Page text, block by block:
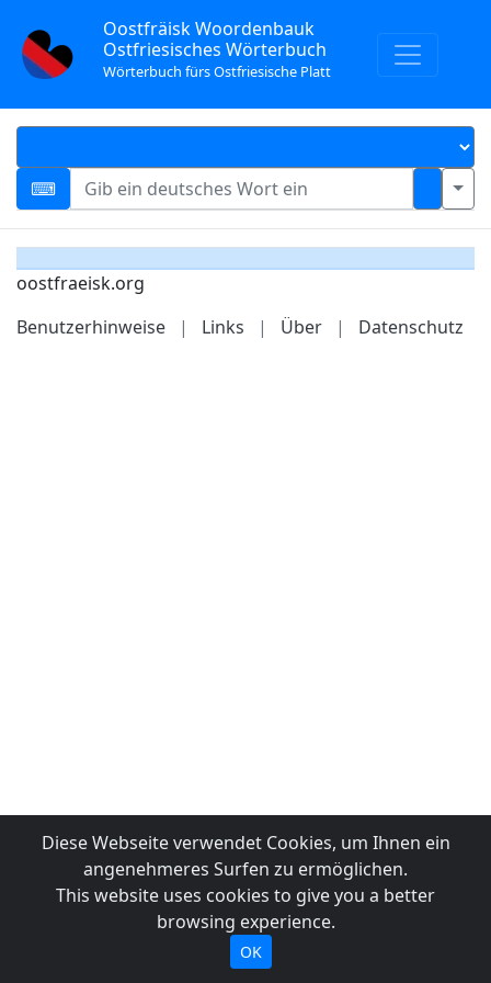
Oostfräisk Woordenbauk
Ostfriesisches Wörterbuch
Wörterbuch fürs Ostfriesische Platt
oostfraeisk.org
Benutzerhinweise
| Links | Über | Datenschutz
Diese Webseite verwendet Cookies, um Ihnen ein
angenehmeres Surfen zu ermöglichen.
This website uses cookies to give you a better
browsing experience.
OK